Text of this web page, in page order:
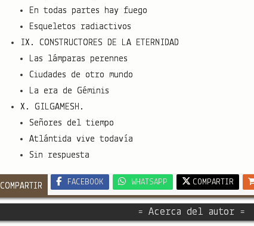
En todas partes hay fuego
Esqueletos radiactivos
IX. CONSTRUCTORES DE LA ETERNIDAD
Las lámparas perennes
Ciudades de otro mundo
La era de Géminis
X. GILGAMESH.
Señores del tiempo
Atlántida vive todavía
Sin respuesta
COMPARTIR FACEBOOK WHATSAPP COMPARTIR
= Acerca del autor =